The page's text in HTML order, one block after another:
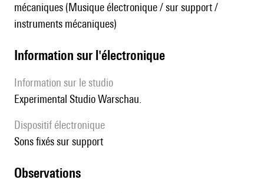
mécaniques (Musique électronique / sur support /
instruments mécaniques)
Information sur l'électronique
Information sur le studio
Experimental Studio Warschau.
Dispositif électronique
sons fixés sur support
observations